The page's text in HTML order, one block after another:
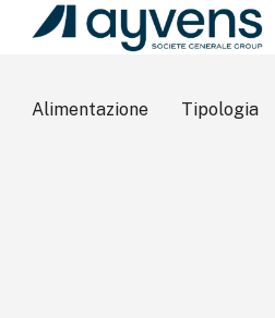
Alimentazione Tipologia